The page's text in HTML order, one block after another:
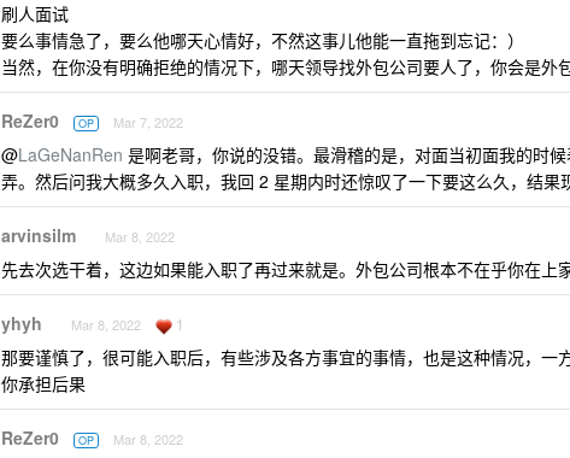
刷人面试
要么事情急了，要么他哪天心情好，不然这事儿他能一直拖到忘记：）
当然，在你没有明确拒绝的情况下，哪天领导找外包公司要人了，你会是外
ReZer0 OP Mar 7, 2022
@LaGeNanRen 是啊老哥，你说的没错。最滑稽的是，对面当初面我的时
弄。然后问我大概多久入职，我回 2 星期内时还惊叹了一下要这么久，结果
arvinsilm Mar 8, 2022
先去次选干着，这边如果能入职了再过来就是。外包公司根本不在乎你在上
yhyh Mar 8, 2022 1
那要谨慎了，很可能入职后，有些涉及各方事宜的事情，也是这种情况，一
你承担后果
ReZer0 OP Mar 8, 2022